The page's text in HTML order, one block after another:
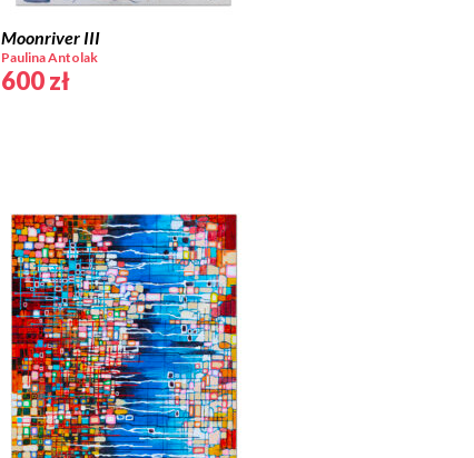
Moonriver III
Paulina Antolak
600zł